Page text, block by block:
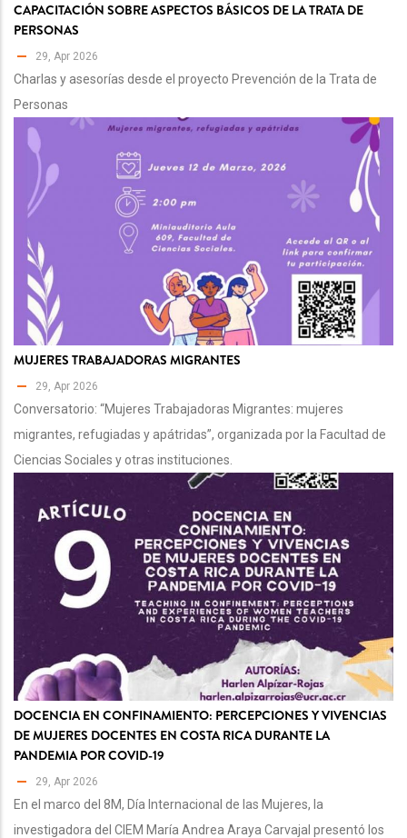
CAPACITACIÓN SOBRE ASPECTOS BÁSICOS DE LA TRATA DE
PERSONAS
29, Apr 2026
Charlas y asesorías desde el proyecto Prevención de la Trata de
Personas
MUJERES TRABAJADORAS MIGRANTES
29, Apr 2026
Conversatorio: “Mujeres Trabajadoras Migrantes: mujeres
migrantes, refugiadas y apátridas”, organizada por la Facultad de
Ciencias Sociales y otras instituciones.
DOCENCIA EN CONFINAMIENTO: PERCEPCIONES Y VIVENCIAS
DE MUJERES DOCENTES EN COSTA RICA DURANTE LA
PANDEMIA POR COVID-19
29, Apr 2026
En el marco del 8M, Día Internacional de las Mujeres, la
investigadora del CIEM María Andrea Araya Carvajal presentó los